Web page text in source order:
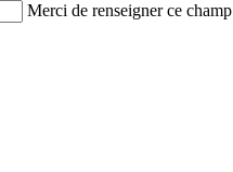
Merci de renseigner ce champ